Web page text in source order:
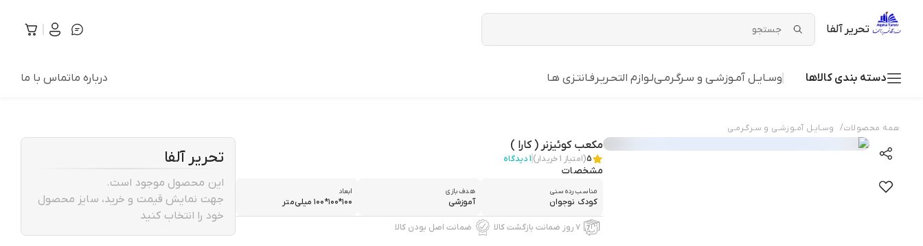
تحریر آلفا
دسته بندی کالاها وسـایـل آمـوزشـی و سـرگـرمـیلـوازم التحـریـر فـانتـزی هـا درباره ماتماس با ما
همه محصولات/ وسـایـل آمـوزشـی و سـرگـرمـی
مکعب کوئیزنر ( کارا )
5(امتیاز 1خریدار) 1دیدگاه
مشخصات
مناسب رده سنی
کودک نوجوان
هدف بازی
آموزشی
ابعاد
۱۰۰*۱۰۰*۱۰۰ میلی‌متر
۷ روز ضمانت بازگشت کالا ضمانت اصل بودن کالا
تحریر آلفا
این محصول موجود است.
جهت نمایش قیمت و خرید، سایز محصول
خود را انتخاب کنید